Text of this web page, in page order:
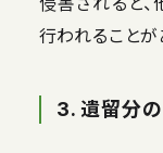
行われることが
3. 遺留分